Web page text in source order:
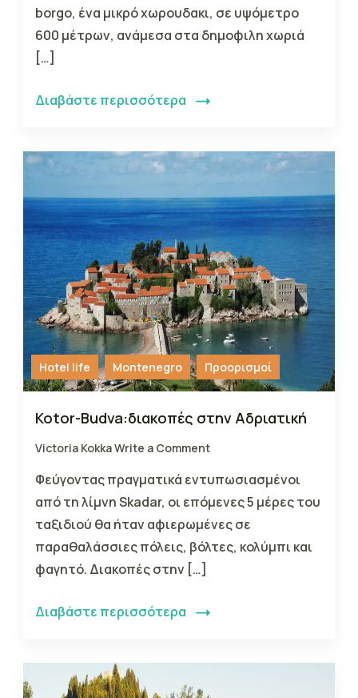
borgo, ένα μικρό χωρουδακι, σε υψόμετρο
600 μέτρων, ανάμεσα στα δημοφιλη χωριά
[…]
Διαβάστε περισσότερα
Hotel life Montenegro Προορισμοί
Kotor-Budva:διακοπές στην Αδριατική
Victoria KokkaWrite a Comment
Φεύγοντας πραγματικά εντυπωσιασμένοι
από τη λίμνη Skadar, οι επόμενες 5 μέρες του
ταξιδιού θα ήταν αφιερωμένες σε
παραθαλάσσιες πόλεις, βόλτες, κολύμπι και
φαγητό. Διακοπές στην […]
Διαβάστε περισσότερα